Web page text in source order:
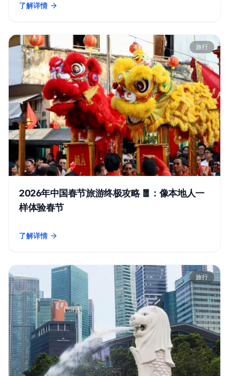
了解详情
- 美国十大旅行目的地：2026终极指南
旅行
2026年中国春节旅游终极攻略 🧧：像本地人一
样体验春节
了解详情
- 2026年中国春节旅游终极攻略 🧧：像本地人一样体验春节
旅行